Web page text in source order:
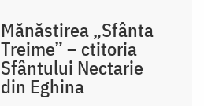
Mănăstirea „Sfânta
Treime” – ctitoria
Sfântului Nectarie
din Eghina